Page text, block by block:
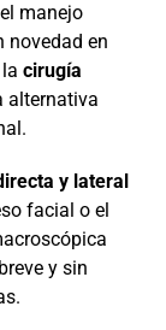
manejo
novedad en
cirugía
alternativa
y lateral
facial o el
y sin